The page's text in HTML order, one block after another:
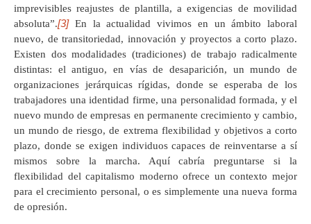
imprevisibles reajustes de plantilla, a exigencias de movilidad
absoluta”.[3]En la actualidad vivimos en un ámbito laboral
nuevo, de transitoriedad, innovación y proyectos a corto plazo.
Existen dos modalidades (tradiciones) de trabajo radicalmente
distintas: el antiguo, en vías de desaparición, un mundo de
organizaciones jerárquicas rígidas, donde se esperaba de los
trabajadores una identidad firme, una personalidad formada, y el
nuevo mundo de empresas en permanente crecimiento y cambio,
un mundo de riesgo, de extrema flexibilidad y objetivos a corto
plazo, donde se exigen individuos capaces de reinventarse a sí
mismos sobre la marcha. Aquí cabría preguntarse si la
flexibilidad del capitalismo moderno ofrece un contexto mejor
para el crecimiento personal, o es simplemente una nueva forma
de opresión.